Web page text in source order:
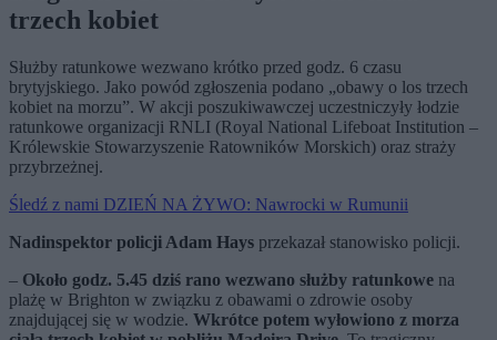
trzech kobiet
Służby ratunkowe wezwano krótko przed godz. 6 czasu
brytyjskiego. Jako powód zgłoszenia podano „obawy o los trzech
kobiet na morzu”. W akcji poszukiwawczej uczestniczyły łodzie
ratunkowe organizacji RNLI (Royal National Lifeboat Institution –
Królewskie Stowarzyszenie Ratowników Morskich) oraz straży
przybrzeżnej.
Śledź z nami DZIEŃ NA ŻYWO: Nawrocki w Rumunii
Nadinspektor policji Adam Hays przekazał stanowisko policji.
– Około godz. 5.45 dziś rano wezwano służby ratunkowe na
plażę w Brighton w związku z obawami o zdrowie osoby
znajdującej się w wodzie. Wkrótce potem wyłowiono z morza